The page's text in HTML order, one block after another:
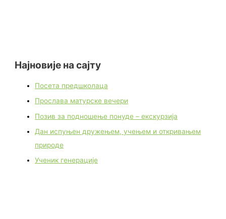
Најновије на сајту
Посета предшколаца
Прослава матурске вечери
Позив за подношење понуде – екскурзија
Дан испуњен дружењем, учењем и откривањем
природе
Ученик генерације